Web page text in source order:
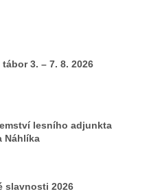
3. – 7. 8. 2026
lesního adjunkta
Náhlíka
slavnosti 2026